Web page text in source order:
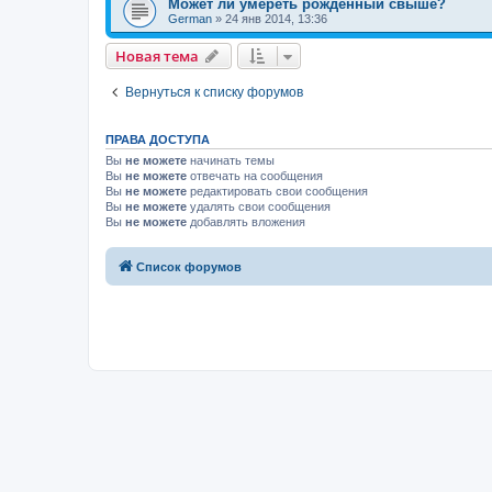
Может ли умереть рожденный свыше?
German » 24 янв 2014, 13:36
Новаятема
Вернуться к списку форумов
ПРАВА ДОСТУПА
Вы не можете начинать темы
Вы не можете отвечать на сообщения
Вы не можете редактировать свои сообщения
Вы не можете удалять свои сообщения
Вы не можете добавлять вложения
Список форумов